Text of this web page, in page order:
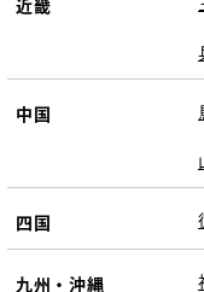
近畿
中国
四国
九州・沖縄
扱いについて TOYOTAアカ
ALL RIGHTS